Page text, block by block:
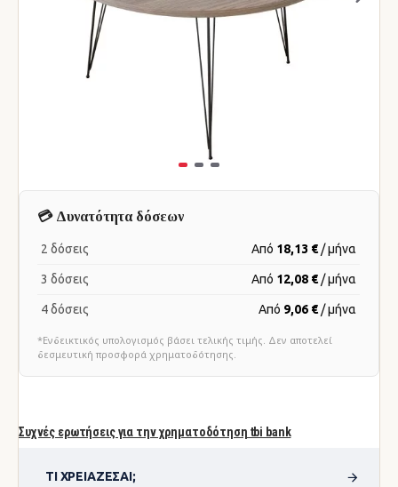
Συχνές ερωτήσεις για την χρηματοδότηση tbi bank
ΤΙ ΧΡΕΙΆΖΕΣΑΙ;
💳 Δυνατότητα δόσεων
2 δόσεις Από 18,13 € / μήνα
3 δόσεις Από 12,08 € / μήνα
4 δόσεις Από 9,06 € / μήνα
*Ενδεικτικός υπολογισμός βάσει τελικής τιμής. Δεν αποτελεί
δεσμευτική προσφορά χρηματοδότησης.